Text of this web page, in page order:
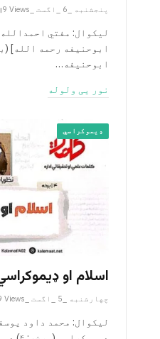
پنجشنبه _6 _اگست _2026AH 6-8-2026AD 9 Views
لیکوال: مفتي
ابوحنيفه…
نور یی ولوله
ډیموکراسي
اسلام او
چهارشنبه _5 _اگست _2026AH 5-8-2026AD Views
لیکوال: محمد داود